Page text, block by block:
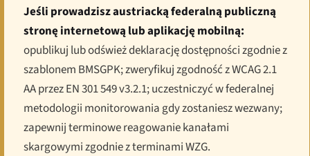
Jeśli prowadzisz austriacką federalną publiczną
stronę internetową lub aplikację mobilną:
opublikuj lub odśwież deklarację dostępności zgodnie z
szablonem BMSGPK; zweryfikuj zgodność z WCAG 2.1
AA przez EN 301 549 v3.2.1; uczestniczyć w federalnej
metodologii monitorowania gdy zostaniesz wezwany;
zapewnij terminowe reagowanie kanałami
skargowymi zgodnie z terminami WZG.